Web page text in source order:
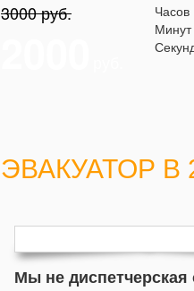
3000 руб.
Часов
Минут
ЭВАКУАТОР
Мы не диспетчерская